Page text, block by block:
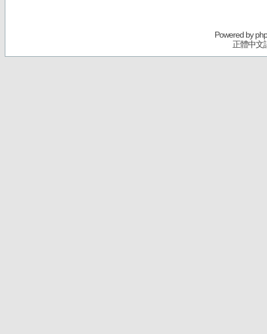
Powered by
正體中文